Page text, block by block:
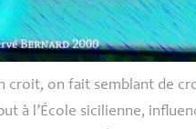
croit, on fait semblant de
à l’École sicilienne,